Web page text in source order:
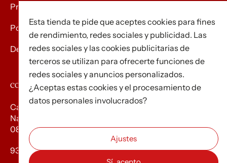
Privacidad
Política de Cookies
Devolución de mercancías
CONTACTO
Carrer d’Edison, 3
Nau A. Polígon industrial Les Torrenteres
08754 El Papiol
93 673 12 12
Esta tienda te pide que aceptes cookies para fines
de rendimiento, redes sociales y publicidad. Las
redes sociales y las cookies publicitarias de
terceros se utilizan para ofrecerte funciones de
redes sociales y anuncios personalizados.
¿Aceptas estas cookies y el procesamiento de
datos personales involucrados?